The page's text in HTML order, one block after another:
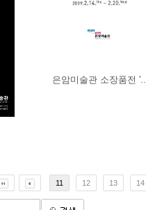
은암미술관 소장품전 '..
11 12 13 14